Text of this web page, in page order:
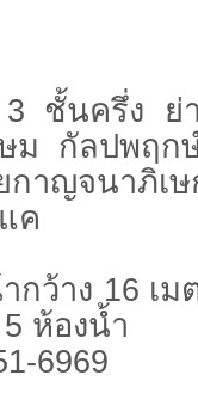
3 ชั้นครึ่ง
ม กัลปพฤก
กาญจนาภิ
ค
กว้าง 16 เ
ห้องน้ำ
6969